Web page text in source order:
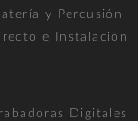
y Percusión
e Instalación
Digitales